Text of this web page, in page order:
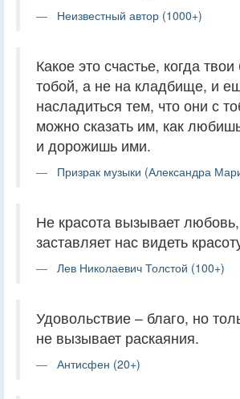
Неизвестный автор (1000+)
Какое это счастье, когда
тобой, а не на кладбище, и
насладиться тем, что они с
можно сказать им, как
и дорожишь ими.
Призрак музыки (Александра
Не красота вызывает
заставляет нас видеть
Лев Николаевич Толстой (100+)
Удовольствие – благо, но
не вызывает раскаяния.
Антисфен (20+)